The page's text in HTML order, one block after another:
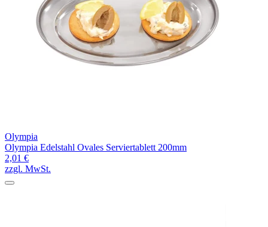
Olympia
Olympia Edelstahl Ovales Serviertablett 200mm
2,01 €
zzgl. MwSt.